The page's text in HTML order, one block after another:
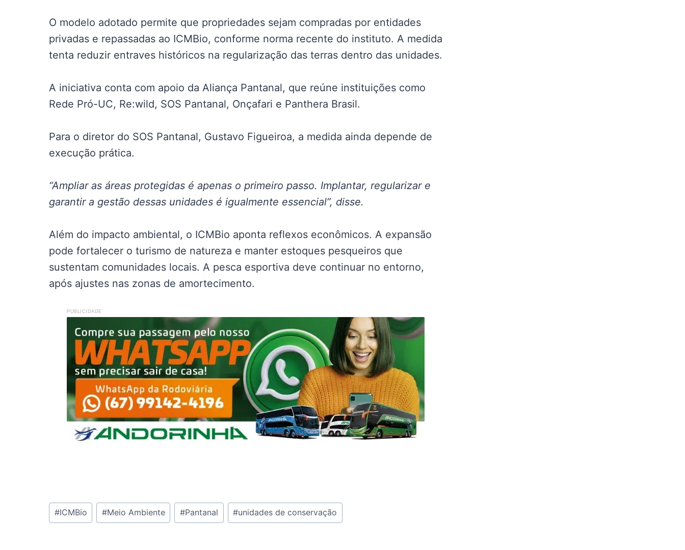
O modelo adotado permite que propriedades sejam compradas por entidades
privadas e repassadas ao ICMBio, conforme norma recente do instituto. A medida
tenta reduzir entraves históricos na regularização das terras dentro das unidades.
A iniciativa conta com apoio da Aliança Pantanal, que reúne instituições como
Rede Pró-UC, Re:wild, SOS Pantanal, Onçafari e Panthera Brasil.
Para o diretor do SOS Pantanal, Gustavo Figueiroa, a medida ainda depende de
execução prática.
“Ampliar as áreas protegidas é apenas o primeiro passo. Implantar, regularizar e
garantir a gestão dessas unidades é igualmente essencial”, disse.
Além do impacto ambiental, o ICMBio aponta reflexos econômicos. A expansão
pode fortalecer o turismo de natureza e manter estoques pesqueiros que
sustentam comunidades locais. A pesca esportiva deve continuar no entorno,
após ajustes nas zonas de amortecimento.
PUBLICIDADE
Tags
do
#ICMBio #Meio Ambiente #Pantanal #unidades de conservação